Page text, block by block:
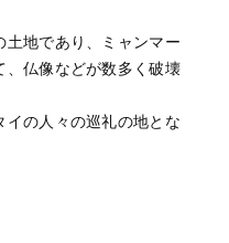
土地であり、ミャンマー
、仏像などが数多く破壊
イの人々の巡礼の地とな